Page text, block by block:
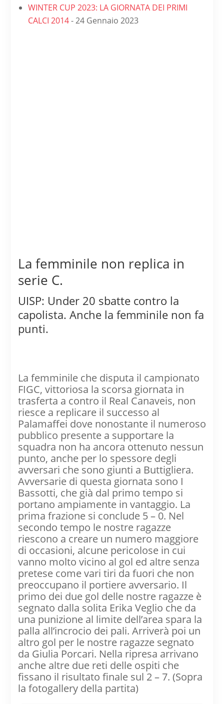
WINTER CUP 2023: LA GIORNATA DEI PRIMI
CALCI 2014- 24 Gennaio 2023
La femminile non replica in
serie C.
UISP: Under 20 sbatte contro la
capolista. Anche la femminile non fa
punti.
La femminile che disputa il campionato
FIGC, vittoriosa la scorsa giornata in
trasferta a contro il Real Canaveis, non
riesce a replicare il successo al
Palamaffei dove nonostante il numeroso
pubblico presente a supportare la
squadra non ha ancora ottenuto nessun
punto, anche per lo spessore degli
avversari che sono giunti a Buttigliera.
Avversarie di questa giornata sono I
Bassotti, che già dal primo tempo si
portano ampiamente in vantaggio. La
prima frazione si conclude 5 – 0. Nel
secondo tempo le nostre ragazze
riescono a creare un numero maggiore
di occasioni, alcune pericolose in cui
vanno molto vicino al gol ed altre senza
pretese come vari tiri da fuori che non
preoccupano il portiere avversario. Il
primo dei due gol delle nostre ragazze è
segnato dalla solita Erika Veglio che da
una punizione al limite dell’area spara la
palla all’incrocio dei pali. Arriverà poi un
altro gol per le nostre ragazze segnato
da Giulia Porcari. Nella ripresa arrivano
anche altre due reti delle ospiti che
fissano il risultato finale sul 2 – 7. (Sopra
la fotogallery della partita)